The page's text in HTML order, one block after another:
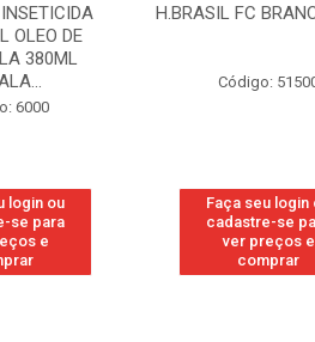
OLEO DE
380ML
6000
login ou
se para
e
H.BRASIL FC
Código:
Faça seu login
cadastre-se
ver preços e
comprar